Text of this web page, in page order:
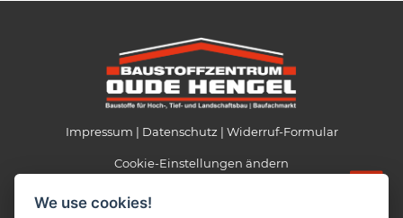
Impressum Datenschutz Widerruf-Formular
Cookie-Einstellungen ändern
Baustoffzentrum Oude Hengel GmbH
We use cookies!